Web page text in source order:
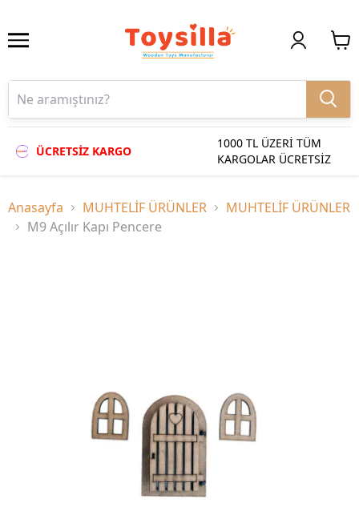
ÜCRETSİZ KARGO
1000 TL ÜZERİ TÜM
KARGOLAR ÜCRETSİZ
Anasayfa MUHTELİF ÜRÜNLER
MUHTELİF ÜRÜNLER
M9 Açılır Kapı Pencere